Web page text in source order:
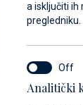
a isključiti ih
pregledniku.
Analitički